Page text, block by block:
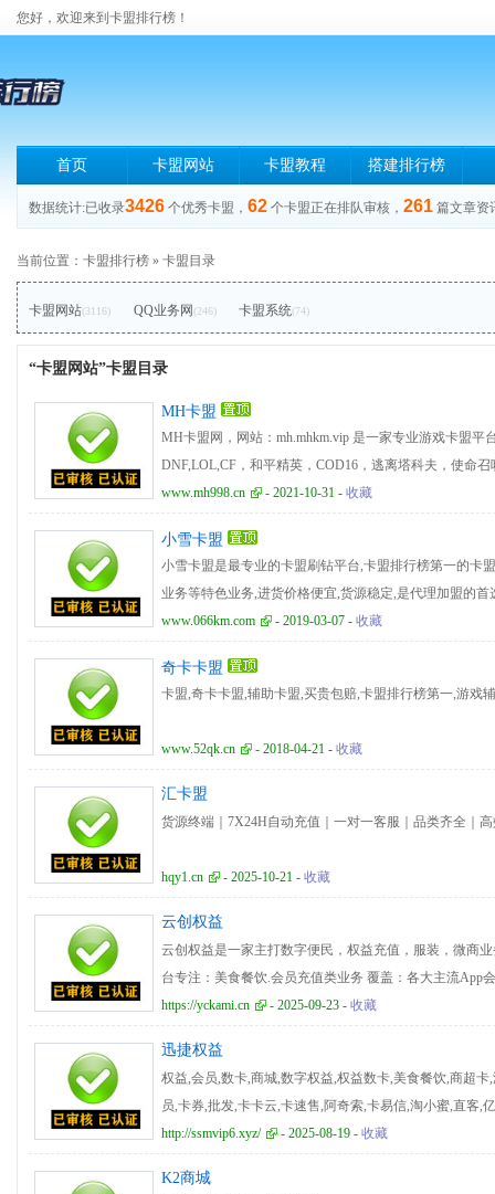
您好，欢迎来到卡盟排行榜！
首页 卡盟网站 卡盟教程 搭建排行榜
数据统计:已收录3426 个优秀卡盟， 62 个卡盟正在排队审核， 261 篇文章资
当前位置： 卡盟排行榜 » 卡盟目录
卡盟网站(3116) QQ业务网(246) 卡盟系统(74)
“卡盟网站”卡盟目录
MH卡盟
MH卡盟网，网站：mh.mhkm.vip 是一家专业游戏卡盟平
DNF,LOL,CF，和平精英，COD16，逃离塔科夫，使命
www.mh998.cn
- 2021-10-31 - 收藏
小雪卡盟
小雪卡盟是最专业的卡盟刷钻平台,卡盟排行榜第一的卡
业务等特色业务,进货价格便宜,货源稳定,是代理加盟的首
www.066km.com
- 2019-03-07 - 收藏
奇卡卡盟
卡盟,奇卡卡盟,辅助卡盟,买贵包赔,卡盟排行榜第一,游戏
www.52qk.cn - 2018-04-21 - 收藏
汇卡盟
货源终端｜7X24H自动充值｜一对一客服｜品类齐全｜
hqy1.cn - 2025-10-21 - 收藏
云创权益
云创权益是一家主打数字便民，权益充值，服装，微商
台专注：美食餐饮.会员充值类业务 覆盖：各大主流App
虚拟产品等等，是一个综合数字权益充值平台 同时：也
分佣模式，使用自己的邀请海报二维码去邀请好友来下
泛，生活刚需易推广，为自己增加一份副业 简单邀请轻
https://yckami.cn - 2025-09-23 - 收藏
迅捷权益
权益,会员,数卡,商城,数字权益,权益数卡,美食餐饮,商超
员,卡券,批发,卡卡云,卡速售,阿奇索,卡易信,淘小蜜,直客,
物卡,礼品卡,购物卡,虚拟商品,会员权益,会员卡券,批量采
http://ssmvip6.xyz/ - 2025-08-19 - 收藏
K2商城